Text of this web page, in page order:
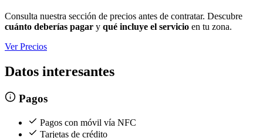
Consulta nuestra sección de precios antes de contratar. Descubre
cuánto deberías pagar y qué incluye el servicio en tu zona.
Ver Precios
Datos interesantes
Pagos
Pagos con móvil vía NFC
Tarjetas de crédito